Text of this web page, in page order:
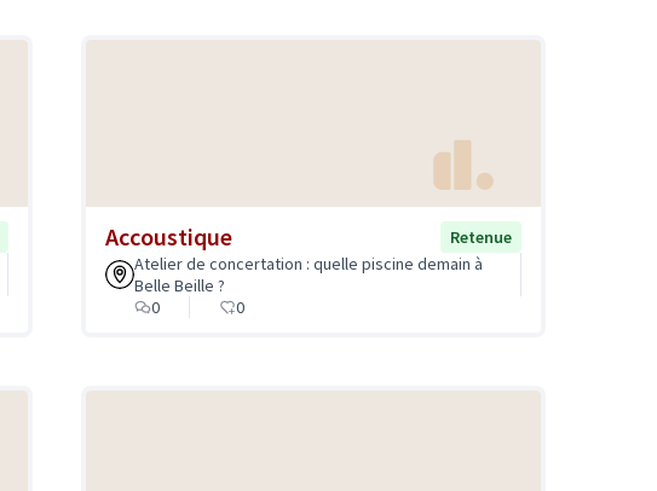
Accoustique
Retenue
Atelier de concertation : quelle piscine demain à
Belle Beille ?
0
0